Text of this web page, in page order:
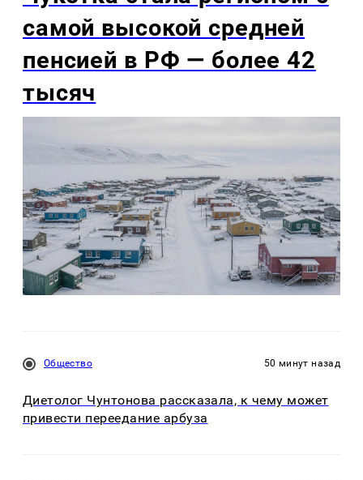
самой высокой средней
пенсией в РФ — более 42
тысяч
Общество 50 минут назад
Диетолог Чунтонова рассказала, к чему может
привести переедание арбуза